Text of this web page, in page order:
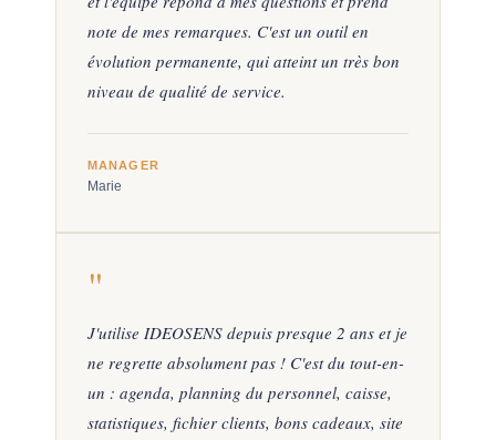
note de mes remarques. C'est un outil en
évolution permanente, qui atteint un très bon
niveau de qualité de service.
MANAGER
Marie
"
J'utilise IDEOSENS depuis presque 2 ans et je
ne regrette absolument pas ! C'est du tout-en-
un : agenda, planning du personnel, caisse,
statistiques, fichier clients, bons cadeaux, site